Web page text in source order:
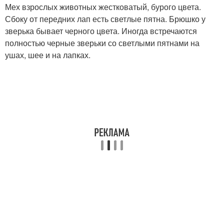
Мех взрослых животных жестковатый, бурого цвета.
Сбоку от передних лап есть светлые пятна. Брюшко у
зверька бывает черного цвета. Иногда встречаются
полностью черные зверьки со светлыми пятнами на
ушах, шее и на лапках.